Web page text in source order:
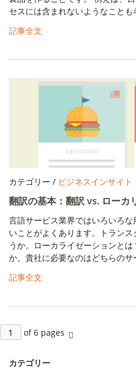
セスには含まれないようなこと
記事全文
カテゴリー / ビジネスインサイト
翻訳の基本：翻訳 vs. ローカ
言語サービス業界ではいろいろ
いことがよくあります。トラン
うか。ローカライゼーションと
か。貴社に必要なのはどちらの
記事全文
of 6 pages
カテゴリー